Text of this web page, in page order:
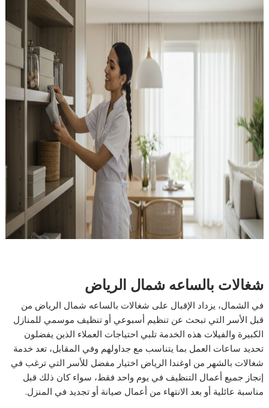
شغالات بالساعه شمال الرياض
في الشمال، يزداد الإقبال على شغالات بالساعه شمال الرياض من
قبل الأسر التي تبحث عن تنظيم أسبوعي أو تنظيف موسمي للمنازل
الكبيرة والفيلات هذه الخدمة تلبي احتياجات العملاء الذين يفضلون
تحديد ساعات العمل بما يتناسب مع جداولهم وفي المقابل، تعد خدمة
شغالات بالشهر من اوغندا الرياض اختيار مفضل للأسر التي ترغب في
إنجاز جميع أعمال التنظيف في يوم واحد فقط، سواء كان ذلك قبل
مناسبة عائلية أو بعد الانتهاء من أعمال صيانة أو تجديد في المنزل.